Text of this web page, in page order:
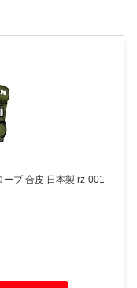
ーブ 合皮 日本製 rz-001